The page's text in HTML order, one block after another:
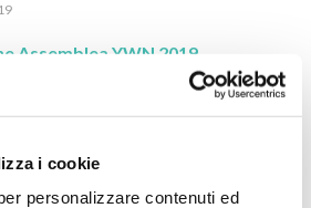
i cookie
personalizzare contenuti ed
Assemblea YWN 2019